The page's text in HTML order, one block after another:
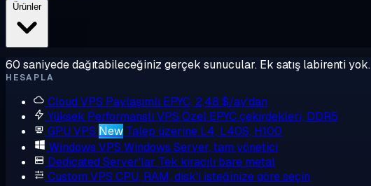
Ürünler
60 saniyede dağıtabileceğiniz gerçek sunucular. Ek satış labirenti yok.
HESAPLA
Cloud VPS Paylaşımlı EPYC, 2,48 $/ay'dan
Yüksek Performanslı VPS Özel EPYC çekirdekleri, DDR5
GPU VPS New Talep üzerine L4, L40S, H100
Windows VPS Windows Server, tam yönetici
Dedicated Server'lar Tek kiracılı bare metal
Custom VPS CPU, RAM, disk'i isteğinize göre seçin